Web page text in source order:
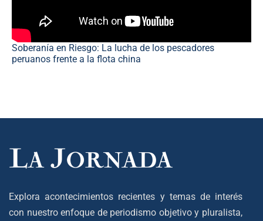
Soberanía en Riesgo: La lucha de los pescadores
peruanos frente a la flota china
Explora acontecimientos recientes y temas de interés
con nuestro enfoque de periodismo objetivo y pluralista,